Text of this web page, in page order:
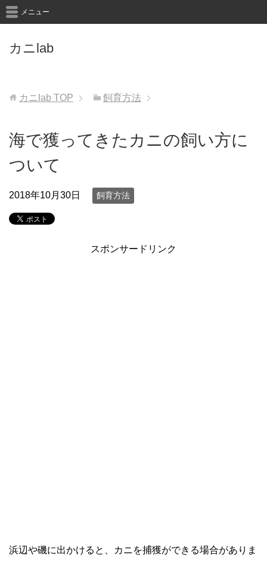
カニlab
メニュー
カニlab TOP 飼育方法
海で獲ってきたカニの飼い方に
ついて
2018年10月30日 飼育方法
スポンサードリンク
浜辺や磯に出かけると、カニを捕獲ができる場合がありま